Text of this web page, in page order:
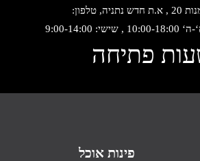
טלפון:
14:00
פתיחה
פינות אוכל